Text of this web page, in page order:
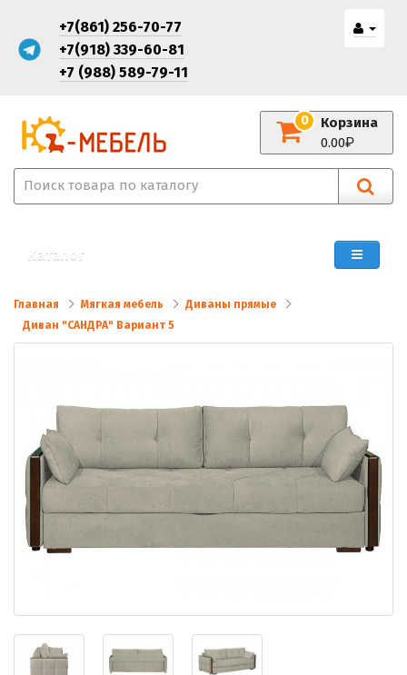
+7(861) 256-70-77
+7(918) 339-60-81
+7 (988) 589-79-11
Корзина
0
0.00
Каталог
Главная Мягкая мебель
Диваны прямые
Диван "САНДРА" Вариант 5